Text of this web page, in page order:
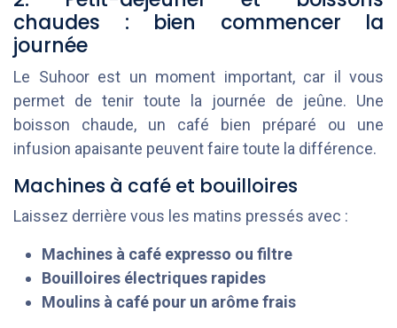
chaudes : bien commencer la
journée
Le Suhoor est un moment important, car il vous
permet de tenir toute la journée de jeûne. Une
boisson chaude, un café bien préparé ou une
infusion apaisante peuvent faire toute la différence.
Machines à café et bouilloires
Laissez derrière vous les matins pressés avec :
Machines à café expresso ou filtre
Bouilloires électriques rapides
Moulins à café pour un arôme frais